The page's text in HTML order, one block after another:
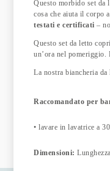
Questo morbido set da
cosa che aiuta il corpo
testati e certificati –
Questo set da letto
un’ora nel pomeriggio.
La nostra biancheria
Raccomandato per
• lavare in lavatrice a
Dimensioni: